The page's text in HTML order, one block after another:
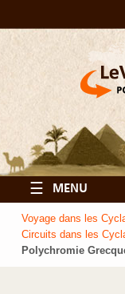
☰ MENU
Voyage dans les
Circuits dans les
Polychromie